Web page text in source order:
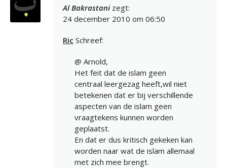
Al Bakrastani zegt:
24 december 2010 om 06:50
Ric Schreef:
@ Arnold,
Het feit dat de islam geen
centraal leergezag heeft,wil niet
betekenen dat er bij verschillende
aspecten van de islam geen
vraagtekens kunnen worden
geplaatst.
En dat er dus kritisch gekeken kan
worden naar wat de islam allemaal
met zich mee brengt.